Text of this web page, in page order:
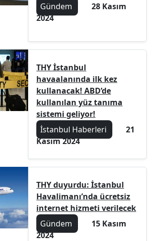
Gündem
28 Kasım
2024
THY İstanbul
havaalanında ilk kez
kullanacak! ABD’de
kullanılan yüz tanıma
sistemi geliyor!
İstanbul Haberleri
21
Kasım 2024
THY duyurdu: İstanbul
Havalimanı’nda ücretsiz
internet hizmeti verilecek
Gündem
15 Kasım
2024